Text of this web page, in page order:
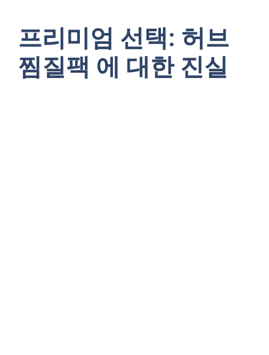
프리미엄 선택: 허브
찜질팩 에 대한 진실